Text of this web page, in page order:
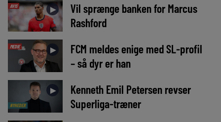
AVIS ►
Vil sprænge banken for Marcus
Rashford
MEDIE ►
FCM meldes enige med SL-profil
– så dyr er han
NYHEDER
►
Kenneth Emil Petersen revser
Superliga-træner